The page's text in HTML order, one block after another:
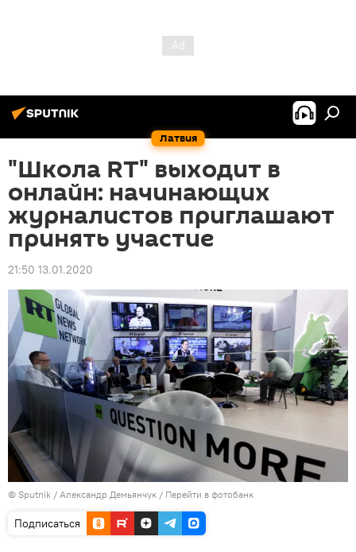
Латвия
"Школа RT" выходит в
онлайн: начинающих
журналистов приглашают
принять участие
21:50 13.01.2020
© Sputnik / Александр Демьянчук / Перейти в фотобанк
Подписаться